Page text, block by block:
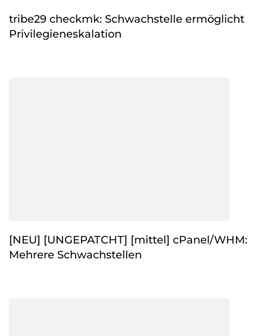
tribe29 checkmk: Schwachstelle ermöglicht
Privilegieneskalation
[NEU] [UNGEPATCHT] [mittel] cPanel/WHM:
Mehrere Schwachstellen